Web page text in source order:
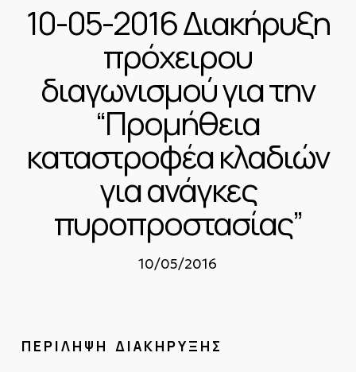
10-05-2016 Διακήρυξη
πρόχειρου
διαγωνισμού για την
“Προμήθεια
καταστροφέα κλαδιών
για ανάγκες
πυροπροστασίας”
10/05/2016
Π Ε Ρ Ι Λ Η Ψ Η Δ Ι Α Κ Η Ρ Υ Ξ Η Σ